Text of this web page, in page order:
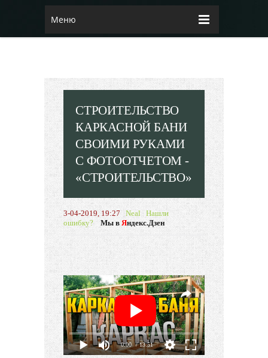
Меню
СТРОИТЕЛЬСТВО
КАРКАСНОЙ БАНИ
СВОИМИ РУКАМИ
С ФОТООТЧЕТОМ -
«СТРОИТЕЛЬСТВО»
3-04-2019, 19:27 Neal Нашли
ошибку?
Мы в Яндекс.Дзен
0:00 / 13:51